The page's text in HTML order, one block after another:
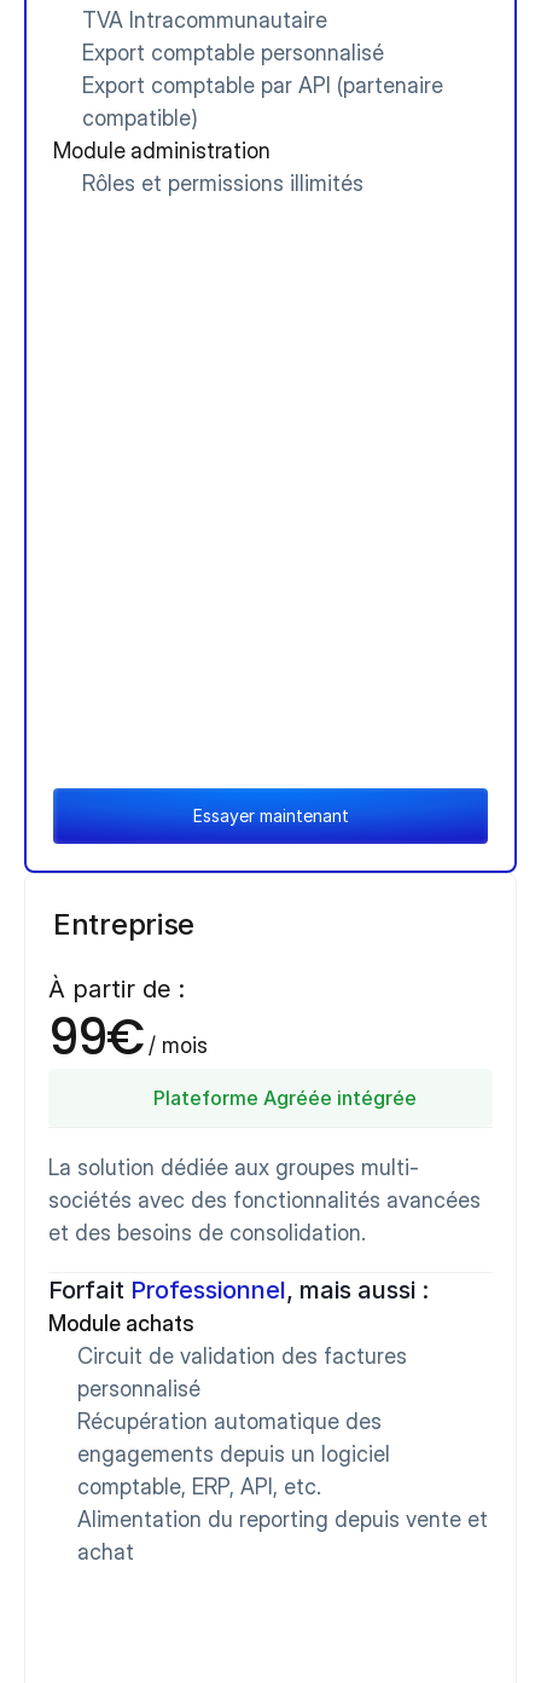
TVA Intracommunautaire
Export comptable personnalisé
Export comptable par API (partenaire
compatible)
Module administration
Rôles et permissions illimités
Essayer maintenant
Entreprise
À partir de :
99€ / mois
Plateforme Agréée intégrée
La solution dédiée aux groupes multi-
sociétés avec des fonctionnalités avancées
et des besoins de consolidation.
Forfait Professionnel, mais aussi :
Module achats
Circuit de validation des factures
personnalisé
Récupération automatique des
engagements depuis un logiciel
comptable, ERP, API, etc.
Alimentation du reporting depuis vente et
achat